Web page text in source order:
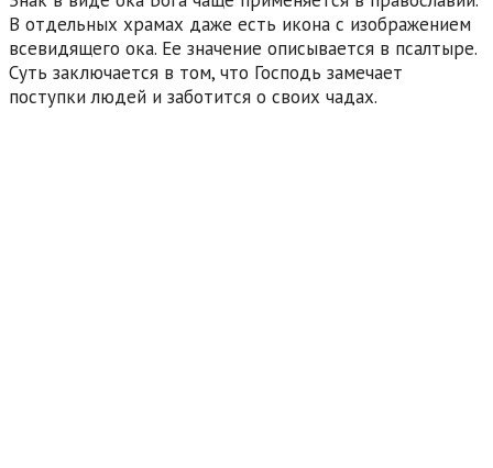
В отдельных храмах даже есть икона с изображением
всевидящего ока. Ее значение описывается в псалтыре.
Суть заключается в том, что Господь замечает
поступки людей и заботится о своих чадах.